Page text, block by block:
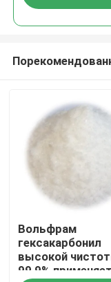
Дом
Продукты
Видео
Вольфрам
гексакарбонил
высокой
99,9%